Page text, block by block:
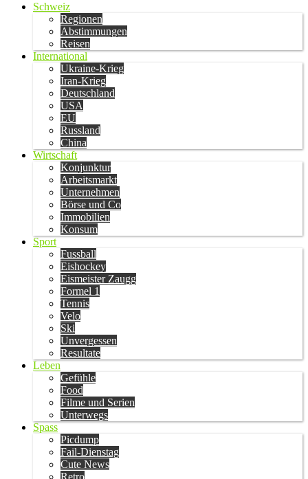
Schweiz
Regionen
Abstimmungen
Reisen
International
Ukraine-Krieg
Iran-Krieg
Deutschland
USA
EU
Russland
China
Wirtschaft
Konjunktur
Arbeitsmarkt
Unternehmen
Börse und Co
Immobilien
Konsum
Sport
Fussball
Eishockey
Eismeister Zaugg
Formel 1
Tennis
Velo
Ski
Unvergessen
Resultate
Leben
Gefühle
Food
Filme und Serien
Unterwegs
Spass
Picdump
Fail-Dienstag
Cute News
Retro